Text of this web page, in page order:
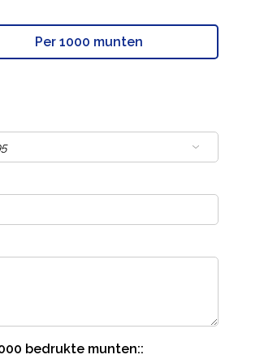
Per 1000 munten
bedrukte munten::